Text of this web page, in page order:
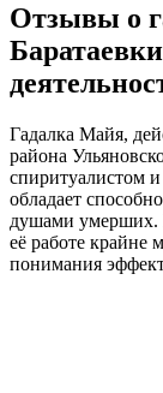
Отзывы о
Гадалка Майя,
района
спиритуалистом
обладает
душами умерших.
её работе крайне
понимания